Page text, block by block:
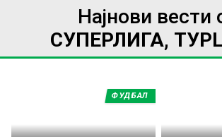
Најнови вести
СУПЕРЛИГА,
ФУДБАЛ